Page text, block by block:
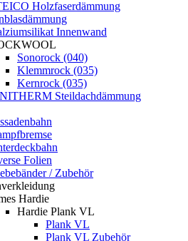
Holzfaserdämmung
Innenwand
Sonorock (040)
Klemmrock (035)
Kernrock (035)
Steildachdämmung
Folien
/ Zubehör
Hardie
Hardie Plank VL
Plank VL
Plank VL Zubehör